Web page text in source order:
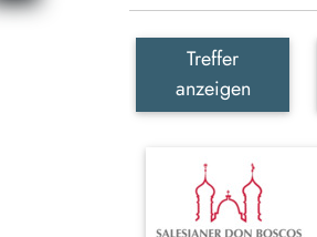
Treffer
anzeigen